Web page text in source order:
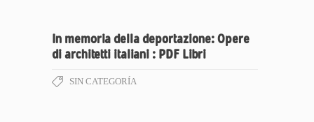
In memoria della deportazione: Opere
di architetti italiani : PDF Libri
SIN CATEGORÍA